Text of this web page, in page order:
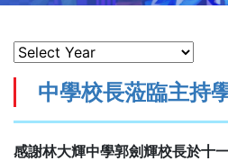
中學校長蒞臨主持
感謝林大輝中學郭劍輝校長於十